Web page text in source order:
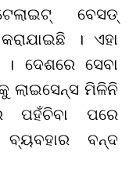
ବେସଡ୍
। ଏହା
ଦେଶରେ ସେବା
ଲାଇସେନ୍ସ ମିଳିନି
ପହଁଚିବା ପରେ
ବ୍ୟବହାର ବନ୍ଦ